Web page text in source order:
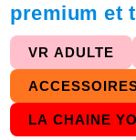
premium et
VR ADULTE
LA CHAINE